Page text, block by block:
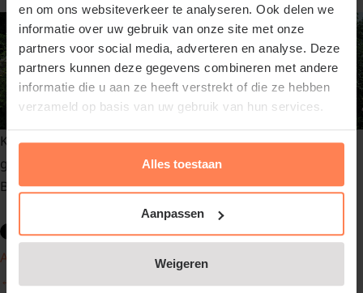
en om ons websiteverkeer te analyseren. Ook delen we
informatie over uw gebruik van onze site met onze
partners voor social media, adverteren en analyse. Deze
partners kunnen deze gegevens combineren met andere
informatie die u aan ze heeft verstrekt of die ze hebben
verzameld op basis van uw gebruik van hun services.
Alles toestaan
Aanpassen
Weigeren
Klimplanten zijn geschikt om over een pergola te laten
groeien. De bekendste klimplant hiervoor is toch wel de
Blauwe regen.
Artikel verder lezen »
← Oudere berichten